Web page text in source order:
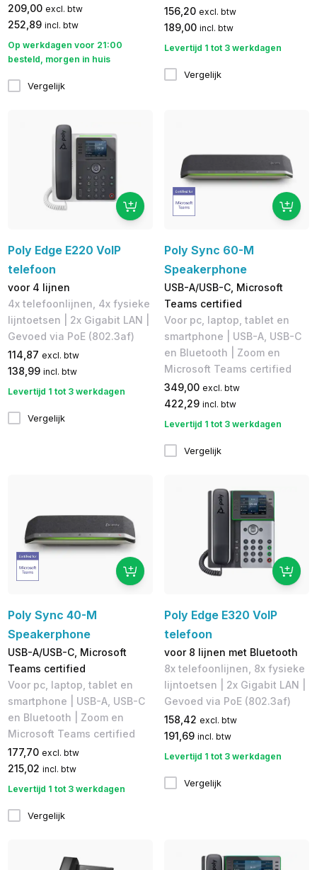
209,00 excl. btw
252,89 incl. btw
Op werkdagen voor 21:00
besteld, morgen in huis
Vergelijk
156,20 excl. btw
189,00 incl. btw
Levertijd 1 tot 3 werkdagen
Vergelijk
Poly Edge E220 VoIP
telefoon
voor 4 lijnen
4x telefoonlijnen, 4x fysieke
lijntoetsen | 2x Gigabit LAN |
Gevoed via PoE (802.3af)
114,87 excl. btw
138,99 incl. btw
Levertijd 1 tot 3 werkdagen
Vergelijk
Poly Sync 60-M
Speakerphone
USB-A/USB-C, Microsoft
Teams certified
Voor pc, laptop, tablet en
smartphone | USB-A, ​USB-C
en Bluetooth | Zoom en
Microsoft Teams certified
349,00 excl. btw
422,29 incl. btw
Levertijd 1 tot 3 werkdagen
Vergelijk
Poly Sync 40-M
Speakerphone
USB-A/USB-C, Microsoft
Teams certified
Voor pc, laptop, tablet en
smartphone | USB-A, ​USB-C
en Bluetooth | Zoom en
Microsoft Teams certified
177,70 excl. btw
215,02 incl. btw
Levertijd 1 tot 3 werkdagen
Vergelijk
Poly Edge E320 VoIP
telefoon
voor 8 lijnen met Bluetooth
8x telefoonlijnen, 8x fysieke
lijntoetsen | 2x Gigabit LAN |
Gevoed via PoE (802.3af)
158,42 excl. btw
191,69 incl. btw
Levertijd 1 tot 3 werkdagen
Vergelijk